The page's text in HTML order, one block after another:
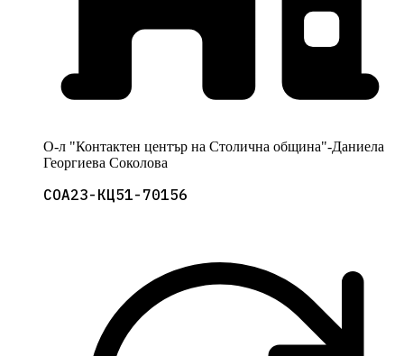
О-л "Контактен център на Столична община"-Даниела
Георгиева Соколова
СОА23-КЦ51-70156